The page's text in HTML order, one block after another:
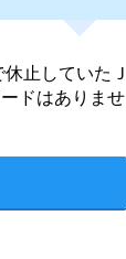
止していたＪ
ドはありませ